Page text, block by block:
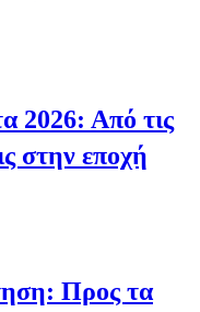
2026: Από τις
στην εποχή
Προς τα